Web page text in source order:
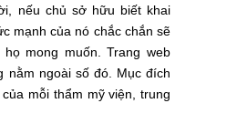
nếu chủ sở hữu biết khai
mạnh của nó chắc chắn sẽ
mong muốn. Trang web
nằm ngoài số đó. Mục đích
mỗi thẩm mỹ viện, trung